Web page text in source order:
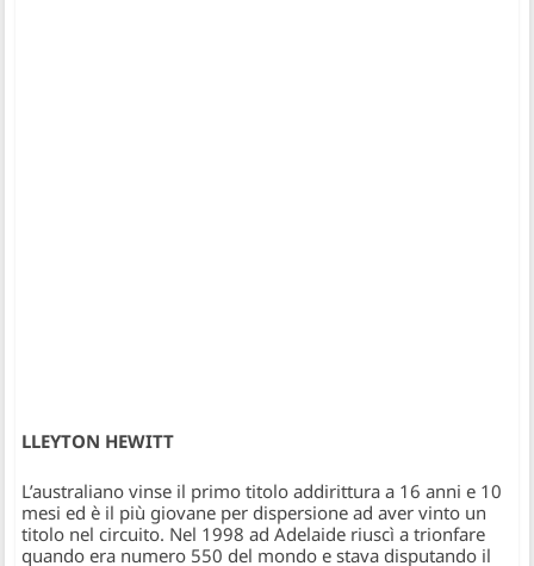
LLEYTON HEWITT
L’australiano vinse il primo titolo addirittura a 16 anni e 10
mesi ed è il più giovane per dispersione ad aver vinto un
titolo nel circuito. Nel 1998 ad Adelaide riuscì a trionfare
quando era numero 550 del mondo e stava disputando il